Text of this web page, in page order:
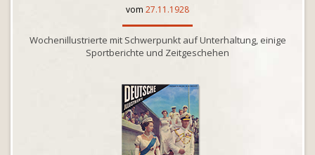
vom 27.11.1928
Wochenillustrierte mit Schwerpunkt auf Unterhaltung, einige
Sportberichte und Zeitgeschehen